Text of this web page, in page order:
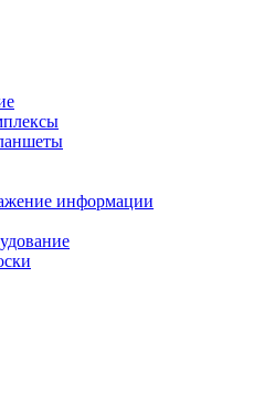
информации